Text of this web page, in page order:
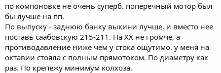
по компоновке не очень суперб. поперечный мотор был
бы лучше на пп.
По выпуску - заднюю банку выкини лучше, и вместо нее
поставь саабовскую 215-211. На ХХ не громче, а
противодавление ниже чем у стока ощутимо. у меня на
октавии стояла с полным прямотоком. По диаметру как
раз. По крепежу минимум колхоза.